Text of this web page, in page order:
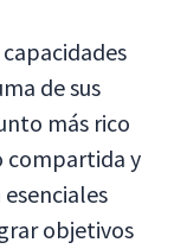
de sus
más rico
compartida y
objetivos